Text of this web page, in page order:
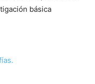
básica